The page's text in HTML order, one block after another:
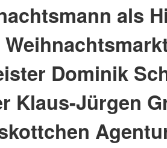
als
Dominik
Klaus-Jürgen